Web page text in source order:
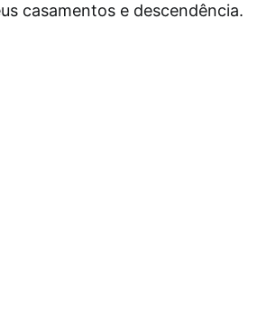
casamentos e descendência.